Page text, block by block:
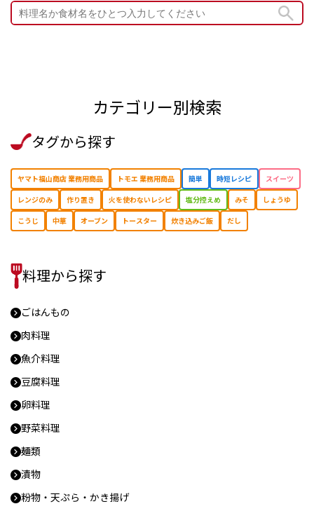
カテゴリー別検索
タグから探す
ヤマト福山商店 業務用商品 トモエ 業務用商品 簡単 時短レシピ
スイーツ
レンジのみ
作り置き ⽕を使わないレシピ 塩分控えめ みそ
しょうゆ
こうじ
中華 オーブン トースター 炊き込みご飯 だし
料理から探す
ごはんもの
肉料理
魚介料理
豆腐料理
卵料理
野菜料理
麺類
漬物
粉物・天ぷら・かき揚げ